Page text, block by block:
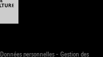
Données personnelles- Gestion des